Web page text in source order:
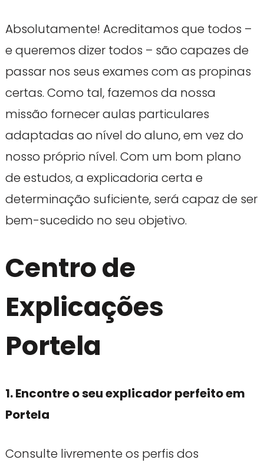
Absolutamente! Acreditamos que todos –
e queremos dizer todos – são capazes de
passar nos seus exames com as propinas
certas. Como tal, fazemos da nossa
missão fornecer aulas particulares
adaptadas ao nível do aluno, em vez do
nosso próprio nível. Com um bom plano
de estudos, a explicadoria certa e
determinação suficiente, será capaz de ser
bem-sucedido no seu objetivo.
Centro de
Explicações
Portela
1. Encontre o seu explicador perfeito em
Portela
Consulte livremente os perfis dos